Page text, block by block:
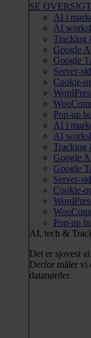
SE
AI i
AI
Tracking
Google
Google
Server-
Cookie-
Pop-up
AI i
AI
Tracking
Google
Google
Server-
Cookie-
Pop-up
AI, tech &
Det er sjovest
Derfor måler vi
datanørder.